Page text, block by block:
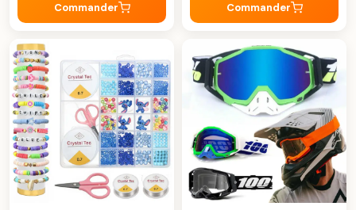
Commander Commander